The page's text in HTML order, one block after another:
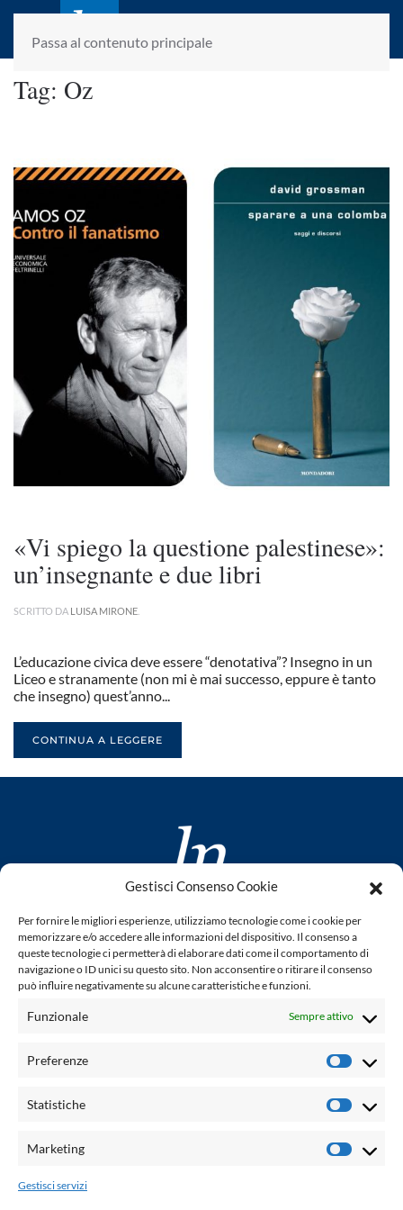
Gestisci Consenso Cookie
Per fornire le migliori esperienze, utilizziamo tecnologie come i cookie per
memorizzare e/o accedere alle informazioni del dispositivo. Il consenso a
queste tecnologie ci permetterà di elaborare dati come il comportamento di
navigazione o ID unici su questo sito. Non acconsentire o ritirare il consenso
può influire negativamente su alcune caratteristiche e funzioni.
Funzionale Sempre attivo
Preferenze
Statistiche
Marketing
Gestisci servizi
Passa al contenuto principale
laletteraturaenoi.it
fondato da Romano Luperini
Tag: Oz
«Vi spiego la questione palestinese»:
un’insegnante e due libri
SCRITTO DA LUISA MIRONE
L’educazione civica deve essere “denotativa”? Insegno in un
Liceo e stranamente (non mi è mai successo, eppure è tanto
che insegno) quest’anno...
CONTINUA A LEGGERE
www.laletteraturaenoi.it
fondato da Romano Luperini
Questo blog non rappresenta una testata giornalistica in
quanto viene aggiornato senza alcuna periodicità. Non può
legge n° 62 del 7.03.2001. L'autore non è responsabile per
email: